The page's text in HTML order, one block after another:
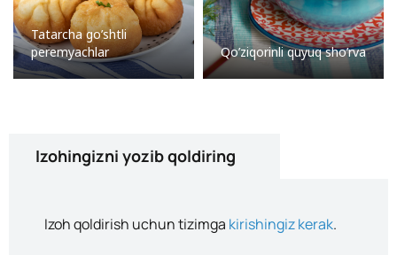
Tatarcha go’shtli
peremyachlar
Qo’ziqorinli quyuq sho’rva
Izohingizni yozib qoldiring
Izoh qoldirish uchun tizimga kirishingiz kerak.